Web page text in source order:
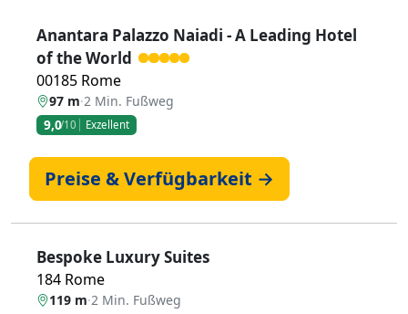
Anantara Palazzo Naiadi - A Leading Hotel
of the World
00185 Rome
97 m·2 Min. Fußweg
9,0/10 Exzellent
Preise & Verfügbarkeit →
Bespoke Luxury Suites
184 Rome
119 m·2 Min. Fußweg